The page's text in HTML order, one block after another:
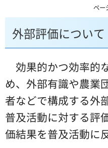
ペー
外部評価について
効果的かつ効率的
め、外部有識や農業
者などで構成する外
普及活動に対する評
価結果を普及活動に